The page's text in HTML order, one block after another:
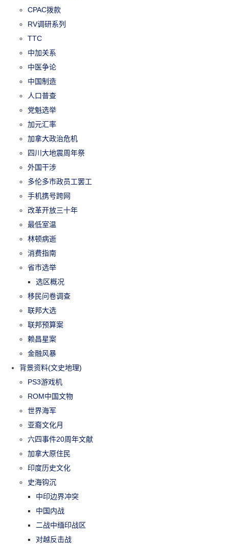
CPAC拨款
RV调研系列
TTC
中加关系
中医争论
中国制造
人口普查
党魁选举
加元汇率
加拿大政治危机
四川大地震周年祭
外国干涉
多伦多市政员工罢工
手机携号跨网
改革开放三十年
最低室温
林顿病逝
消费指南
省市选举
选区概况
移民问卷调查
联邦大选
联邦预算案
赖昌星案
金融风暴
背景资料(文史地理)
PS3游戏机
ROM中国文物
世界海军
亚裔文化月
六四事件20周年文献
加拿大原住民
印度历史文化
史海钩沉
中印边界冲突
中国内战
二战中缅印战区
对越反击战